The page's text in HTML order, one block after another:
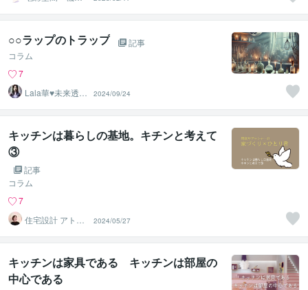
のプロによるキ
ッチン相談
○○ラップのトラップ
記事
コラム
7
Lala華♥未来透視
スピリチュアル
鑑定士
2024/09/24
キッチンは暮らしの基地。キチンと考えて
③
記事
コラム
7
住宅設計 アトリ
エアルク
2024/05/27
キッチンは家具である キッチンは部屋の
中心である